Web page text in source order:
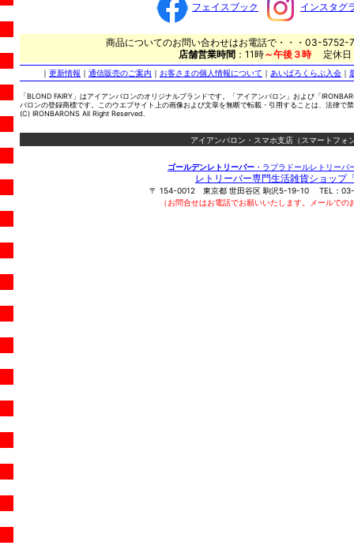
フェイスブック インスタグ
商品についてのお問い合わせはお電話で・・・03-5752-
店舗営業時間 ：11時～午後３時 定休
｜ 更新情報 ｜ 通信販売のご案内 ｜ お客さまの個人情報について ｜ あいばろくらぶ入会 ｜
「BLOND FAIRY」はアイアンバロンのオリジナルブランドです。「アイアンバロン」および「
バロンの登録商標です。このウエブサイト上の画像および文章を無断で転載・引用することは、法律で
(C) IRONBARONS All Right Reserved.
アイアンバロン・スマホ支店（スマートフォ
ゴールデンレトリーバー ・ラブラドールレトリー
レトリーバー専門生活雑貨ショップ
〒 154-0012 東京都 世田谷区 駒沢5-19-10 TEL：
（お問合せはお電話でお願いいたします。メールで